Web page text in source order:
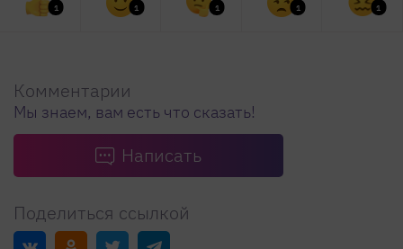
1 1 1 1 1
Комментарии
Мы знаем, вам есть что сказать!
Написать
Поделиться ссылкой